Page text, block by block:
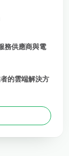
務供應商與電
的雲端解決方